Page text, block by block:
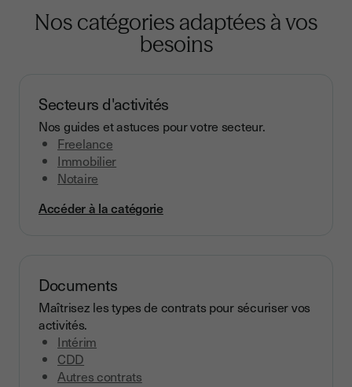
Nos catégories adaptées à vos
besoins
Secteurs d'activités
Nos guides et astuces pour votre secteur.
Freelance
Immobilier
Notaire
Accéder à la catégorie
Documents
Maîtrisez les types de contrats pour sécuriser vos
activités.
Intérim
CDD
Autres contrats